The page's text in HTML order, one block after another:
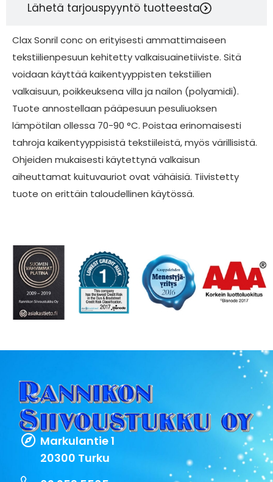
Lähetä tarjouspyyntö tuotteesta
Clax Sonril conc on erityisesti ammattimaiseen
tekstiilienpesuun kehitetty valkaisuainetiiviste. Sitä
voidaan käyttää kaikentyyppisten tekstiilien
valkaisuun, poikkeuksena villa ja nailon (polyamidi).
Tuote annostellaan pääpesuun pesuliuoksen
lämpötilan ollessa 70-90 °C. Poistaa erinomaisesti
tahroja kaikentyyppisistä tekstiileistä, myös värillisistä.
Ohjeiden mukaisesti käytettynä valkaisun
aiheuttamat kuituvauriot ovat vähäisiä. Tiivistetty
tuote on erittäin taloudellinen käytössä.
Markulantie 1
20300 Turku